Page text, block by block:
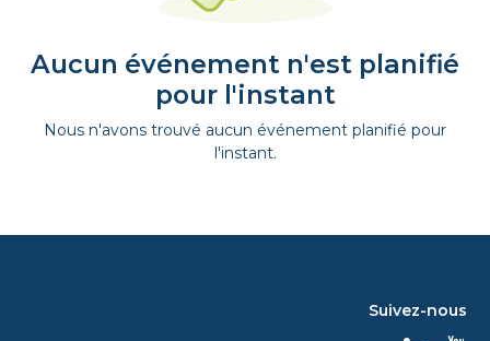
Aucun événement n'est planifié
pour l'instant
Nous n'avons trouvé aucun événement planifié pour
l'instant.
Suivez-nous